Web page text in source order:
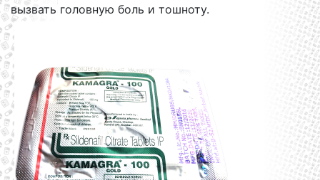
вызвать головную боль и тошноту.